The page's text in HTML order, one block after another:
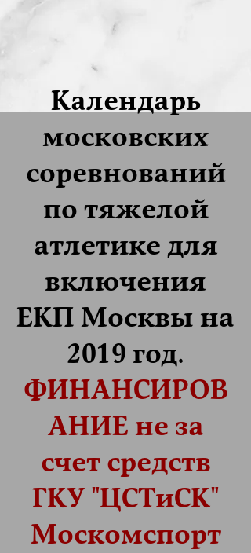
Календарь
московских
соревнований
по тяжелой
атлетике для
включения
ЕКП Москвы на
2019 год.
ФИНАНСИРОВ
АНИЕ не за
счет средств
ГКУ "ЦСТиСК"
Москомспорт